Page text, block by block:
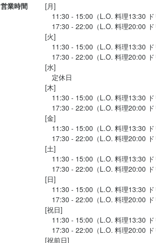
期待以上に、予想以上に美味しく...
営業時間
[月]
11:30 - 15:00（L.O. 料理13:30 ド
17:30 - 22:00（L.O. 料理20:00 ド
[火]
11:30 - 15:00（L.O. 料理13:30 ド
17:30 - 22:00（L.O. 料理20:00 ド
[水]
定休日
[木]
11:30 - 15:00（L.O. 料理13:30 ド
17:30 - 22:00（L.O. 料理20:00 ド
[金]
11:30 - 15:00（L.O. 料理13:30 ド
17:30 - 22:00（L.O. 料理20:00 ド
[土]
11:30 - 15:00（L.O. 料理13:30 ド
17:30 - 22:00（L.O. 料理20:00 ド
[日]
11:30 - 15:00（L.O. 料理13:30 ド
17:30 - 22:00（L.O. 料理20:00 ド
[祝日]
11:30 - 15:00（L.O. 料理13:30 ド
17:30 - 22:00（L.O. 料理20:00 ド
[祝前日]